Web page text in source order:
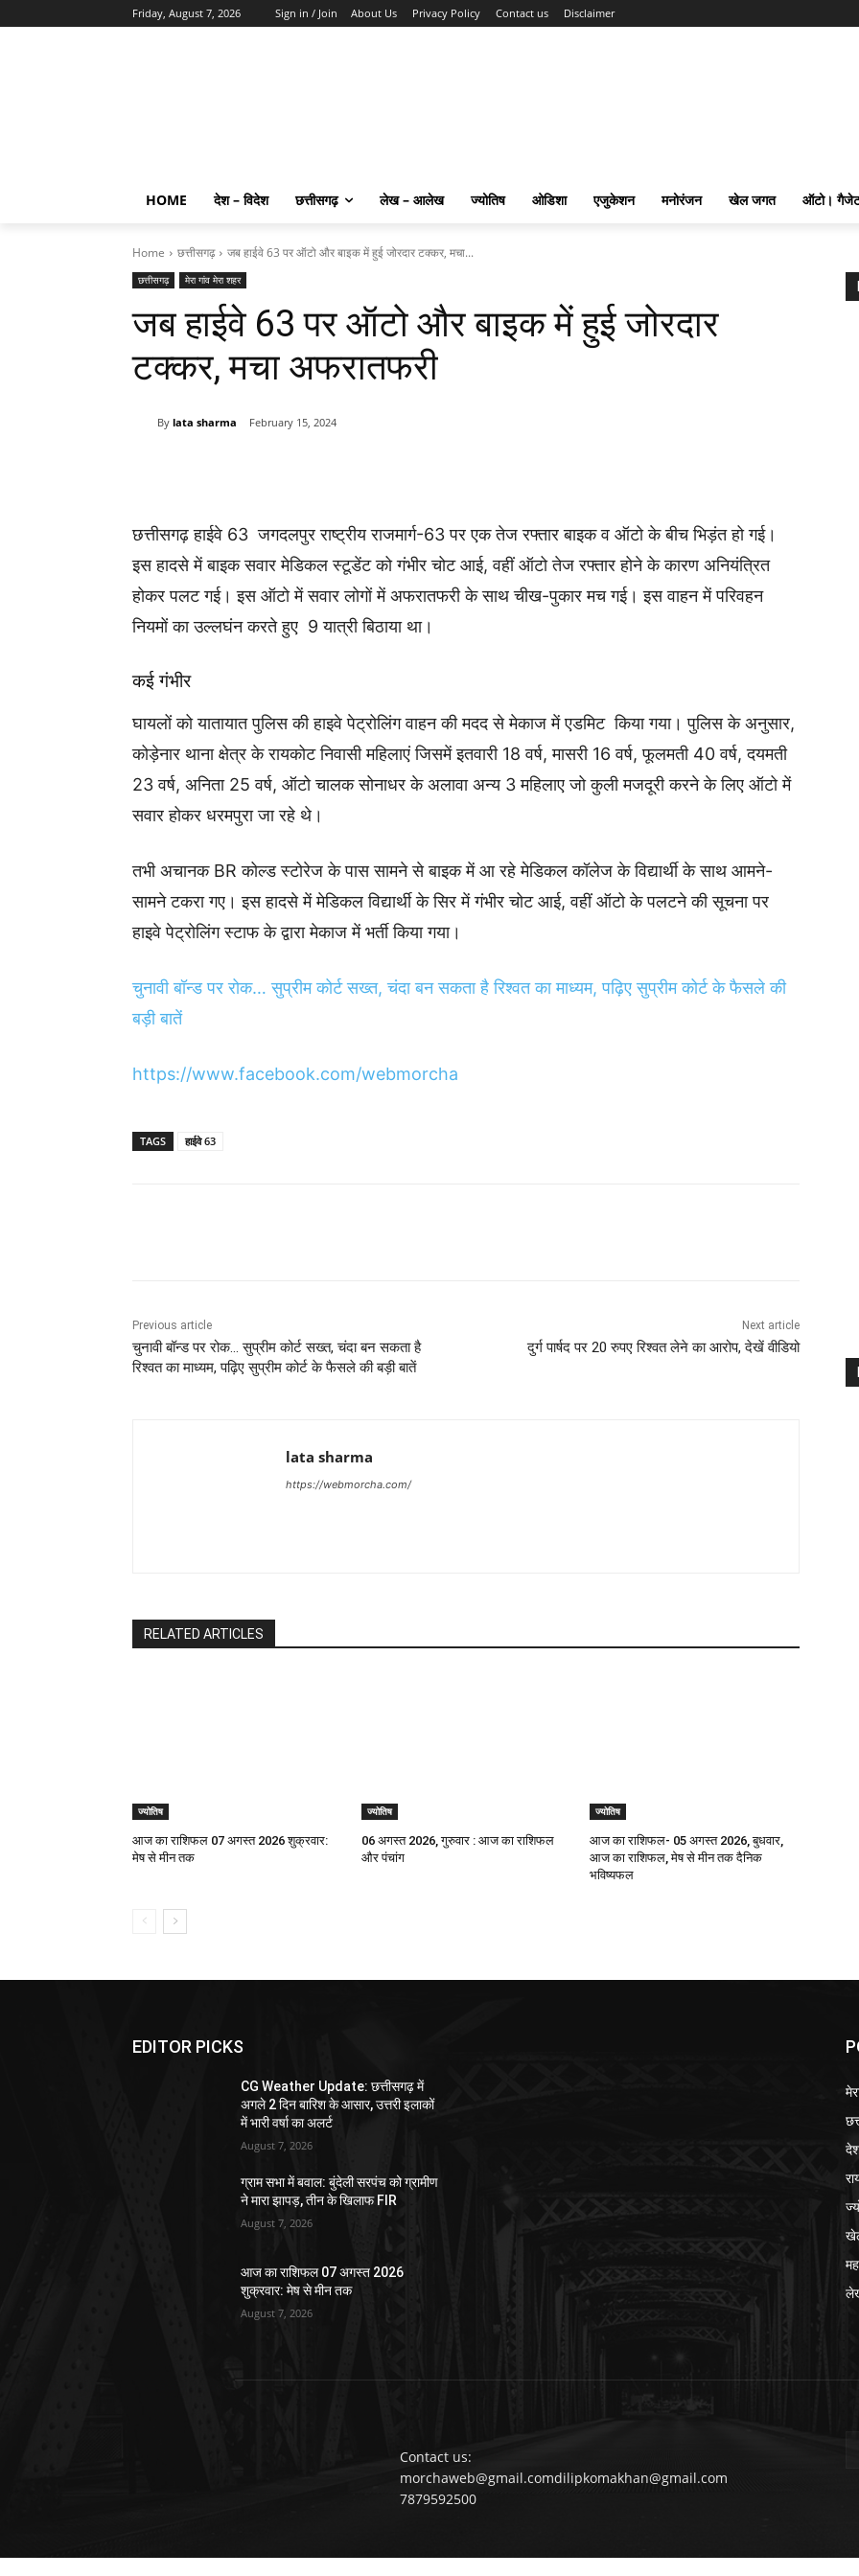
Friday, August 7, 2026 Sign in / Join About Us Privacy Policy Contact us Disclaimer
HOME देश – विदेश छत्तीसगढ़ लेख – आलेख ज्योतिष ओडिशा एजुकेशन मनोरंजन खेल जगत ऑटो।
Home छत्तीसगढ़ जब हाईवे 63 पर ऑटो और बाइक में हुई जोरदार टक्कर, मचा...
छत्तीसगढ़ मेरा गांव मेरा शहर
जब हाईवे 63 पर ऑटो और बाइक में हुई जोरदार
टक्कर, मचा अफरातफरी
By lata sharma February 15, 2024
छत्तीसगढ़ हाईवे 63 जगदलपुर राष्ट्रीय राजमार्ग-63 पर एक तेज रफ्तार बाइक व ऑटो के बीच भिड़ंत हो गई।
इस हादसे में बाइक सवार मेडिकल स्टूडेंट को गंभीर चोट आई, वहीं ऑटो तेज रफ्तार होने के कारण अनियंत्रित
होकर पलट गई। इस ऑटो में सवार लोगों में अफरातफरी के साथ चीख-पुकार मच गई। इस वाहन में परिवहन
नियमों का उल्लघंन करते हुए 9 यात्री बिठाया था।
कई गंभीर
घायलों को यातायात पुलिस की हाइवे पेट्रोलिंग वाहन की मदद से मेकाज में एडमिट किया गया। पुलिस के अनुसार,
कोड़ेनार थाना क्षेत्र के रायकोट निवासी महिलाएं जिसमें इतवारी 18 वर्ष, मासरी 16 वर्ष, फूलमती 40 वर्ष, दयमती
23 वर्ष, अनिता 25 वर्ष, ऑटो चालक सोनाधर के अलावा अन्य 3 महिलाए जो कुली मजदूरी करने के लिए ऑटो में
सवार होकर धरमपुरा जा रहे थे।
तभी अचानक BR कोल्ड स्टोरेज के पास सामने से बाइक में आ रहे मेडिकल कॉलेज के विद्यार्थी के साथ आमने-
सामने टकरा गए। इस हादसे में मेडिकल विद्यार्थी के सिर में गंभीर चोट आई, वहीं ऑटो के पलटने की सूचना पर
हाइवे पेट्रोलिंग स्टाफ के द्वारा मेकाज में भर्ती किया गया।
चुनावी बॉन्ड पर रोक… सुप्रीम कोर्ट सख्त, चंदा बन सकता है रिश्वत का माध्यम, पढ़िए सुप्रीम कोर्ट के फैसले की
बड़ी बातें
https://www.facebook.com/webmorcha
TAGS हाईवे 63
Previous article
चुनावी बॉन्ड पर रोक… सुप्रीम कोर्ट सख्त, चंदा बन सकता है
रिश्वत का माध्यम, पढ़िए सुप्रीम कोर्ट के फैसले की बड़ी बातें
Next article
दुर्ग पार्षद पर 20 रुपए रिश्वत लेने का आरोप, देखें वीडियो
lata sharma
https://webmorcha.com/
RELATED ARTICLES
ज्योतिष
आज का राशिफल 07 अगस्त 2026 शुक्रवार:
मेष से मीन तक
ज्योतिष
06 अगस्त 2026, गुरुवार : आज का राशिफल
और पंचांग
ज्योतिष
आज का राशिफल- 05 अगस्त 2026, बुधवार,
आज का राशिफल, मेष से मीन तक दैनिक
भविष्यफल
EDITOR PICKS
CG Weather Update: छत्तीसगढ़ में
अगले 2 दिन बारिश के आसार, उत्तरी इलाकों
में भारी वर्षा का अलर्ट
August 7, 2026
ग्राम सभा में बवाल: बुंदेली सरपंच को ग्रामीण
ने मारा झापड़, तीन के खिलाफ FIR
August 7, 2026
आज का राशिफल 07 अगस्त 2026
शुक्रवार: मेष से मीन तक
August 7, 2026
Contact us:
morchaweb@gmail.comdilipkomakhan@gmail.com
7879592500